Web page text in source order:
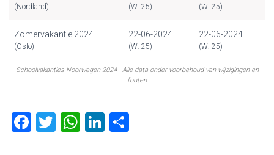
Schoolvakanties Noorwegen 2024 - Alle data onder voorbehoud van wijzigingen en
fouten
(Nordland) (W: 25) (W: 25)
Zomervakantie 2024
(Oslo)
22-06-2024
(W: 25)
22-06-2024
(W: 25)
F
T
W Li